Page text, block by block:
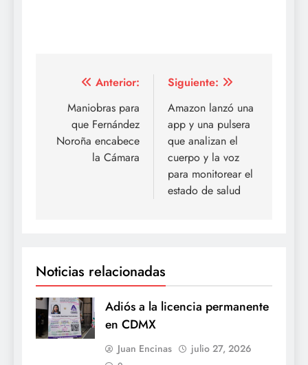
Navegación
de
entradas
Anterior:
Maniobras para
que Fernández
Noroña encabece
la Cámara
Siguiente:
Amazon lanzó una
app y una pulsera
que analizan el
cuerpo y la voz
para monitorear el
estado de salud
Noticias relacionadas
Adiós a la licencia permanente
en CDMX
Juan Encinas julio 27, 2026